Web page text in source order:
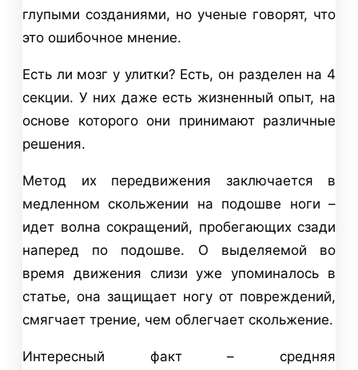
глупыми созданиями, но ученые говорят, что
это ошибочное мнение.
Есть ли мозг у улитки? Есть, он разделен на 4
секции. У них даже есть жизненный опыт, на
основе которого они принимают различные
решения.
Метод их передвижения заключается в
медленном скольжении на подошве ноги –
идет волна сокращений, пробегающих сзади
наперед по подошве. О выделяемой во
время движения слизи уже упоминалось в
статье, она защищает ногу от повреждений,
смягчает трение, чем облегчает скольжение.
Интересный факт – средняя